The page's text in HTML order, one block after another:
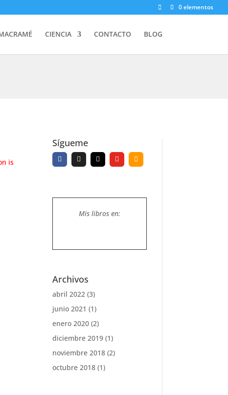
0 elementos
CIENCIA CONTACTO BLOG
is
Sígueme
Mis libros en:
Archivos
abril 2022 (3)
junio 2021 (1)
enero 2020 (2)
diciembre 2019 (1)
noviembre 2018 (2)
octubre 2018 (1)